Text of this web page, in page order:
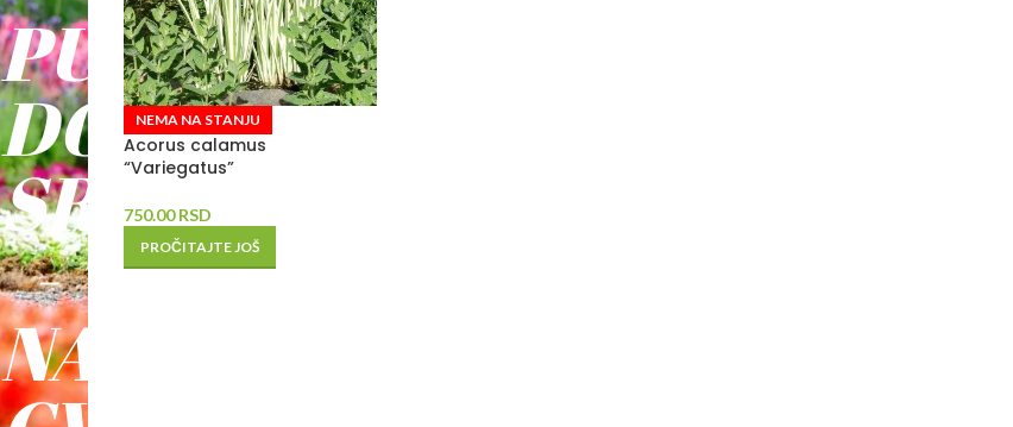
PUT
DO
SREĆE
-
NAŠE
NEMA NA STANJU
Acorus calamus
“Variegatus”
750.00RSD
PROČITAJTE JOŠ